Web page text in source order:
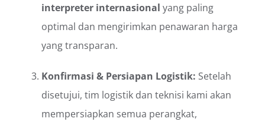
interpreter internasional yang paling
optimal dan mengirimkan penawaran harga
yang transparan.
Konfirmasi & Persiapan Logistik: Setelah
disetujui, tim logistik dan teknisi kami akan
mempersiapkan semua perangkat,